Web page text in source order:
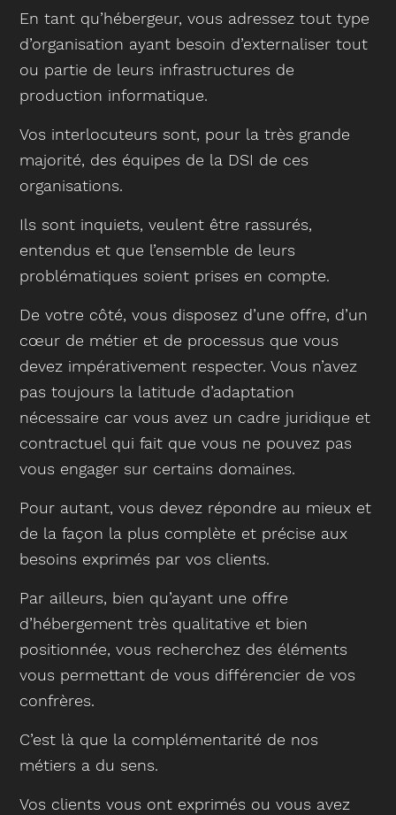
En tant qu’hébergeur, vous adressez tout type
d’organisation ayant besoin d’externaliser tout
ou partie de leurs infrastructures de
production informatique.
Vos interlocuteurs sont, pour la très grande
majorité, des équipes de la DSI de ces
organisations.
Ils sont inquiets, veulent être rassurés,
entendus et que l’ensemble de leurs
problématiques soient prises en compte.
De votre côté, vous disposez d’une offre, d’un
cœur de métier et de processus que vous
devez impérativement respecter. Vous n’avez
pas toujours la latitude d’adaptation
nécessaire car vous avez un cadre juridique et
contractuel qui fait que vous ne pouvez pas
vous engager sur certains domaines.
Pour autant, vous devez répondre au mieux et
de la façon la plus complète et précise aux
besoins exprimés par vos clients.
Par ailleurs, bien qu’ayant une offre
d’hébergement très qualitative et bien
positionnée, vous recherchez des éléments
vous permettant de vous différencier de vos
confrères.
C’est là que la complémentarité de nos
métiers a du sens.
Vos clients vous ont exprimés ou vous avez